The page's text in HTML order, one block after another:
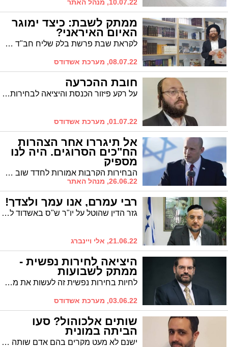
10.07.22, מנהל האתר
ממתק לשבת: כיצד ימוגר
האיום האיראני?
לקראת שבת פרשת בלק שליח חב"ד ברובע ט' הרב יוסף יצחק מרגליות מגיש תובנה בנימה אקטואלית מתוך הפרשה. צפו והחכימו
08.07.22, מערכת אשדודס
חובת ההכרעה
על רקע פיזור הכנסת והיציאה לבחירות מסביר הפרשן הפוליטי של עיתון 'המבשר' מדוע עבור האדם החרדי בישראל הנצחת הפלונטר הפוליטי בסבב החמישי עלולה להפוך לקטסטרופה
01.07.22, מערכת אשדודס
אל תיגררו אחר הצהרות
הח"כים הסרוגים. היה לנו
מספיק
הבחירות הקרבות אמורות לחדד שוב את העיקרון: לציבור החרדי אסור 'לקנות' את ההצהרות היפות של הח"כים הסרוגים, גם אם הן בהחלט משכנעות. תזכרו רק מה יצא לנו מבנט
26.06.22, מנהל האתר
רבי עמרם, אנו עמך ולצדך!
גזר הדין שהוטל על יו"ר ש"ס באשדוד לשעבר אינו מכהה את תחושת הכרת הטוב שיש לציבור כלפי נציג הציבור ששדרג את מעמדם של בוחריו
21.06.22, אלי ויינברג
היציאה לחירות נפשית -
ממתק לשבועות
לחיות בחירות נפשית זה לעשות את מה שאנחנו רוצים ובוחרים למרות מה שאנחנו מרגישים. הרב אביחי כהן, מטפל זוגי ומשפחתי בכיר, עם ממתק לחג השבועות
03.06.22, מערכת אשדודס
שותים אלכוהול? סעו
הביתה במונית
ישנם לא מעט מקרים בהם אדם שותה משקה אלכוהולי, לעתים כמות מועטה יחסית ובטוח כי שהוא צלול ומסוגל לנהוג. אך במקרים רבים מחשבה זו מתחלפת עם טופס הזמנה למשפט, בגין נהיגה בשכרות.